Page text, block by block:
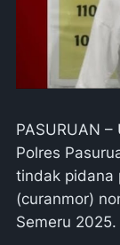
PASURUAN
Polres
tindak pidana
(curanmor)
Semeru 2025.